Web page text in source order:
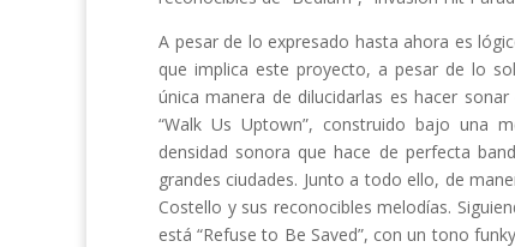
A pesar de lo expresado hasta ahora es
que implica este proyecto, a pesar de lo
única manera de dilucidarlas es hacer
“Walk Us Uptown”, construido bajo una
densidad sonora que hace de perfecta
grandes ciudades. Junto a todo ello, de
Costello y sus reconocibles melodías.
está “Refuse to Be Saved”, con un tono